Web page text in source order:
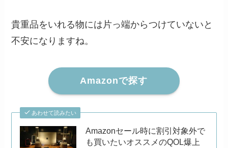
貴重品をいれる物には片っ端からつけていないと
不安になりますね。
Amazonで探す
あわせて読みたい
Amazonセール時に割引対象外で
も買いたいオススメのQOL爆上